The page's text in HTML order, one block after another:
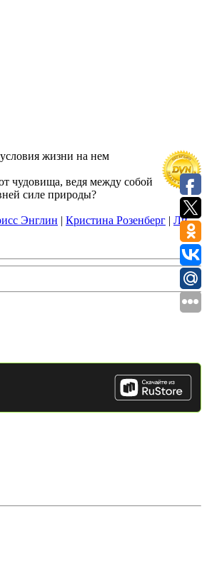
жизни на нем
чудовища, ведя между собой
силе природы?
Энглин | Кристина Розенберг | Ли